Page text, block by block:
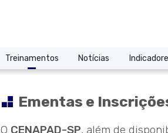
Treinamentos Notícias
Ementas e
O CENAPAD-SP, além de